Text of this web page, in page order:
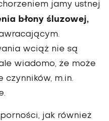
jamy ustnej
błony śluzowej,
wciąż nie są
wiadomo, że może
czynników, m.in.
jak również